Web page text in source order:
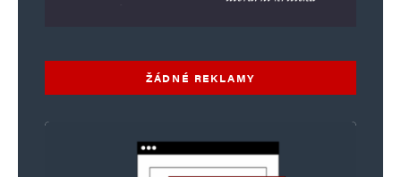
ŽÁDNÉ REKLAMY